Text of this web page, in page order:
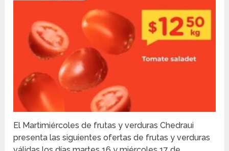
El Martimiércoles de frutas y verduras Chedraui
presenta las siguientes ofertas de frutas y verduras